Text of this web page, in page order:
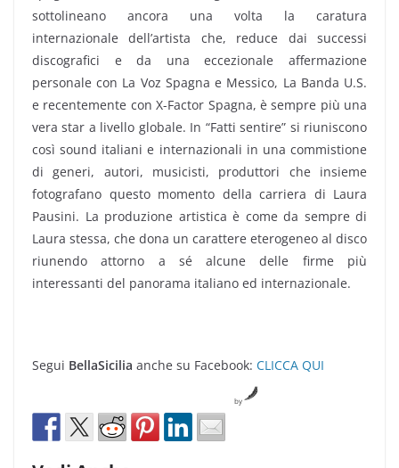
sottolineano ancora una volta la caratura
internazionale dell’artista che, reduce dai successi
discografici e da una eccezionale affermazione
personale con La Voz Spagna e Messico, La Banda U.S.
e recentemente con X-Factor Spagna, è sempre più una
vera star a livello globale. In “Fatti sentire” si riuniscono
così sound italiani e internazionali in una commistione
di generi, autori, musicisti, produttori che insieme
fotografano questo momento della carriera di Laura
Pausini. La produzione artistica è come da sempre di
Laura stessa, che dona un carattere eterogeneo al disco
riunendo attorno a sé alcune delle firme più
interessanti del panorama italiano ed internazionale.
Segui BellaSicilia anche su Facebook: CLICCA QUI
by